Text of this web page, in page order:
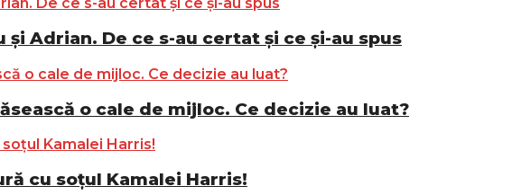
Adrian. De ce s-au certat și ce și-au spus
o cale de mijloc. Ce decizie au luat?
cu soțul Kamalei Harris!